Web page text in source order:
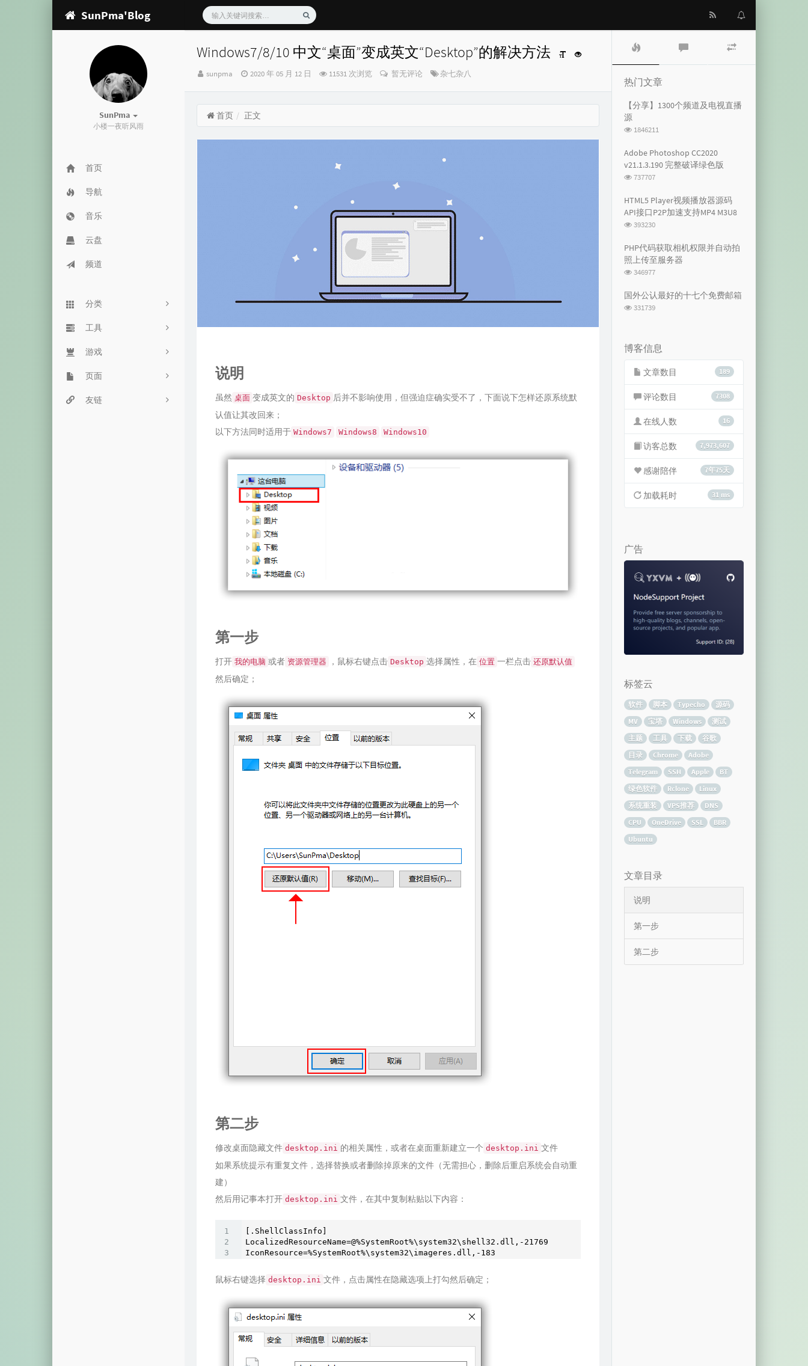
SunPma'Blog
SunPma
小楼一夜听风雨
首页
导航
音乐
云盘
频道
分类
90
Linux
24
Typecho
61
杂七杂八
5
主机推荐
工具
服务监控
网站监控
目录程序
游戏
街头霸王
飞机大战
页面
豆瓣网
友链
Windows7/8/10 中文“桌面”变成英文“Desktop”的解决方法
博
sunpma
发
时
间：
2020 年 05 月 12 日 11531 次浏览 暂无评论
分
杂七杂八
首页 正文
说明
虽然 桌面 变成英文的 Desktop 后并不影响使用，但强迫症确实受不了，下面说下怎样还原系统默
认值让其改回来；
以下方法同时适用于 Windows7 Windows8 Windows10
第一步
打开 我的电脑 或者 资源管理器 ，鼠标右键点击 Desktop 选择属性，在 位置 一栏点击 还原默认值
然后确定；
第二步
修改桌面隐藏文件 desktop.ini 的相关属性，或者在桌面重新建立一个 desktop.ini 文件
如果系统提示有重复文件，选择替换或者删除掉原来的文件（无需担心，删除后重启系统会自动重
建）
然后用记事本打开 desktop.ini 文件，在其中复制粘贴以下内容：
[.ShellClassInfo]
LocalizedResourceName=@%SystemRoot%\system32\shell32.dll,- 21769
IconResource=%SystemRoot%\system32\imageres.dll,- 183
鼠标右键选择 desktop.ini 文件，点击属性在隐藏选项上打勾然后确定；
文
章
评
文
热门文章
【分享】1300个频道及电视直播
源
浏
次
数:
1846211
Adobe Photoshop CC2020
v21.1.3.190 完整破译绿色版
浏
次
数:
737707
HTML5 Player视频播放器源码
API接口P2P加速支持MP4 M3U8
浏
次
数:
393230
PHP代码获取相机权限并自动拍
照上传至服务器
浏
次
数:
346977
国外公认最好的十七个免费邮箱
浏
331739
博客信息
189
文章数目
7308
评论数目
16
在线人数
7,973,607
访客总数
7年75天
感谢陪伴
31 ms
加载耗时
广告
标签云
软件 脚本 Typecho
源码
MV
宝塔 Windows
测试
主题
工具 下载
谷歌
目录
Chrome
Adobe
Telegram
SSH Apple
BT
绿色软件
Rclone
Linux
系统重装
VPS推荐
DNS
CPU
OneDrive SSL
BBR
Ubuntu
文章目录
说明
第一步
第二步